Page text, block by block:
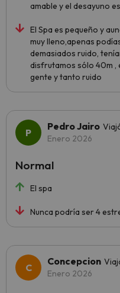
amable y el desayuno
El Spa es pequeño y
muy lleno,apenas
demasiados ruido,
disfrutamos sólo 40m ,
gente y tanto ruido
Pedro Jairo
Enero 2026
El spa
Nunca podría ser 4
Normal
Concepcion
Enero 2026